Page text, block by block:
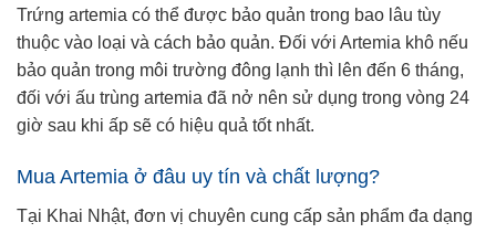
Trứng artemia có thể được bảo quản trong bao lâu tùy
thuộc vào loại và cách bảo quản. Đối với Artemia khô nếu
bảo quản trong môi trường đông lạnh thì lên đến 6 tháng,
đối với ấu trùng artemia đã nở nên sử dụng trong vòng 24
giờ sau khi ấp sẽ có hiệu quả tốt nhất.
Mua Artemia ở đâu uy tín và chất lượng?
Tại Khai Nhật, đơn vị chuyên cung cấp sản phẩm đa dạng